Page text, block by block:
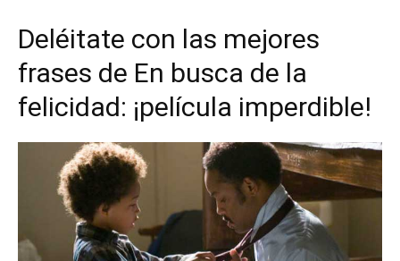
Deléitate con las mejores
frases de En busca de la
felicidad: ¡película imperdible!